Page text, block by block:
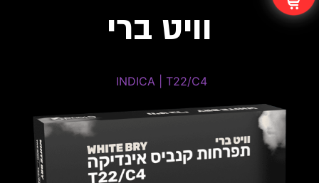
וויט ברי
INDICA | T22/C4 ​
INDICA | T22/C4 ​
THC: 20%-24% | CBD: 0%-1%
טרפנים דומיננטים: Myrcene, Pinene, Terpinolene